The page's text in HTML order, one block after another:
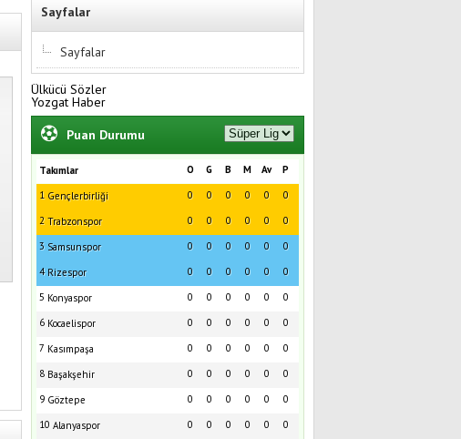
Sayfalar
Sayfalar
Ülkücü Sözler
Yozgat Haber
Puan Durumu
Takımlar P
Av
M
B
G
O
1 Gençlerbirliği 0
0
0
0
0
0
2 Trabzonspor 0
0
0
0
0
0
3 Samsunspor 0
0
0
0
0
0
4 Rizespor 0
0
0
0
0
0
5 Konyaspor 0
0
0
0
0
0
6 Kocaelispor 0
0
0
0
0
0
7 Kasımpaşa 0
0
0
0
0
0
8 Başakşehir 0
0
0
0
0
0
9 Göztepe 0
0
0
0
0
0
10 Alanyaspor 0
0
0
0
0
0